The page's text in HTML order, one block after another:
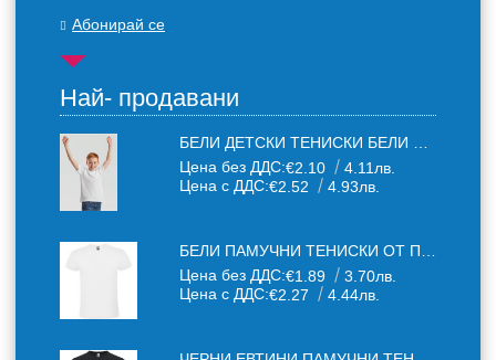
Абонирай се
Най- продавани
Цена без ДДС:€2.10
4.11лв.
Цена с ДДС:€2.52 4.93лв.
Цена без ДДС:€1.89
3.70лв.
Цена с ДДС:€2.27 4.44лв.